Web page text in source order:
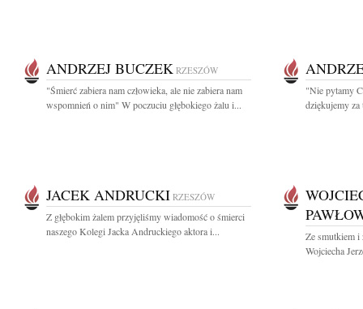
ANDRZEJ BUCZEK RZESZÓW
"Śmierć zabiera nam człowieka, ale nie zabiera nam
wspomnień o nim" W poczuciu głębokiego żalu i...
"Nie pytamy
dziękujemy za
JACEK ANDRUCKI RZESZÓW
Z głębokim żalem przyjęliśmy wiadomość o śmierci
naszego Kolegi Jacka Andruckiego aktora i...
Ze smutkiem i
Wojciecha